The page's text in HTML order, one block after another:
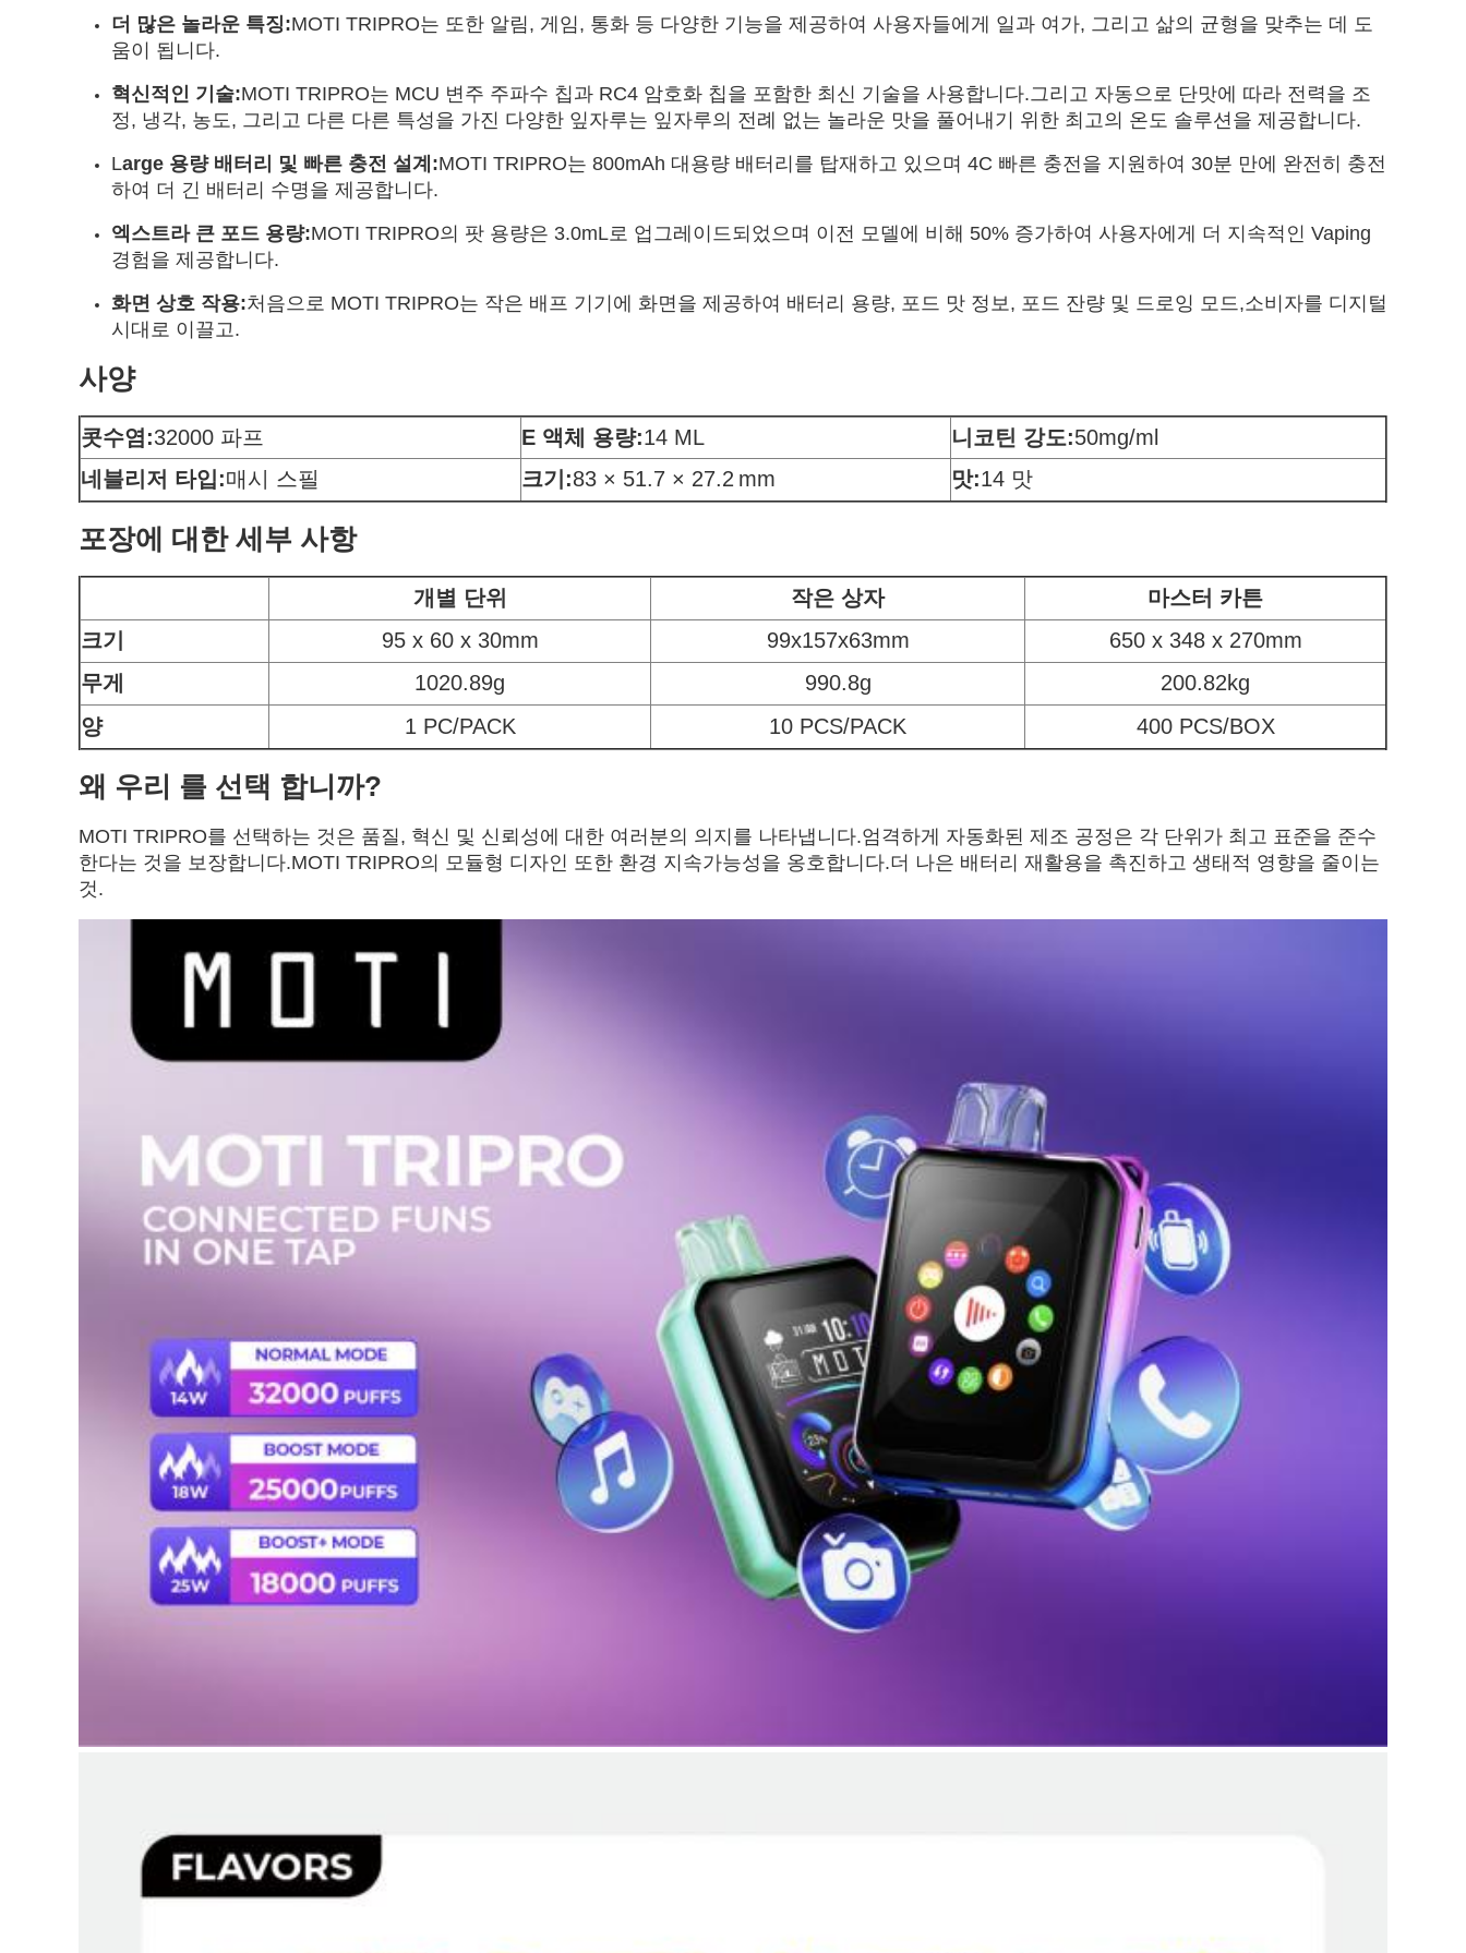
더 많은 놀라운 특징:MOTI TRIPRO는 또한 알림, 게임, 통화 등 다양한 기능을 제공하여 사용자들에게 일과 여가, 그리고 삶의 균형을 맞추는 데 도
움이 됩니다.
혁신적인 기술:MOTI TRIPRO는 MCU 변주 주파수 칩과 RC4 암호화 칩을 포함한 최신 기술을 사용합니다.그리고 자동으로 단맛에 따라 전력을 조
정, 냉각, 농도, 그리고 다른 다른 특성을 가진 다양한 잎자루는 잎자루의 전례 없는 놀라운 맛을 풀어내기 위한 최고의 온도 솔루션을 제공합니다.
Large 용량 배터리 및 빠른 충전 설계:MOTI TRIPRO는 800mAh 대용량 배터리를 탑재하고 있으며 4C 빠른 충전을 지원하여 30분 만에 완전히 충전
하여 더 긴 배터리 수명을 제공합니다.
엑스트라 큰 포드 용량:MOTI TRIPRO의 팟 용량은 3.0mL로 업그레이드되었으며 이전 모델에 비해 50% 증가하여 사용자에게 더 지속적인 Vaping
경험을 제공합니다.
화면 상호 작용:처음으로 MOTI TRIPRO는 작은 배프 기기에 화면을 제공하여 배터리 용량, 포드 맛 정보, 포드 잔량 및 드로잉 모드,소비자를 디지털
시대로 이끌고.
사양
콧수염:32000 파프 E 액체 용량:14 ML 니코틴 강도:50mg/ml
네블리저 타입:매시 스필 크기:83 × 51.7 × 27.2 mm 맛:14 맛
포장에 대한 세부 사항
개별 단위 작은 상자
마스터 카튼
크기
95 x 60 x 30mm 99x157x63mm
650 x 348 x 270mm
무게
1020.89g 990.8g
200.82kg
양
1 PC/PACK 10 PCS/PACK 400 PCS/BOX
왜 우리 를 선택 합니까?
MOTI TRIPRO를 선택하는 것은 품질, 혁신 및 신뢰성에 대한 여러분의 의지를 나타냅니다.엄격하게 자동화된 제조 공정은 각 단위가 최고 표준을 준수
한다는 것을 보장합니다.MOTI TRIPRO의 모듈형 디자인 또한 환경 지속가능성을 옹호합니다.더 나은 배터리 재활용을 촉진하고 생태적 영향을 줄이는
것.